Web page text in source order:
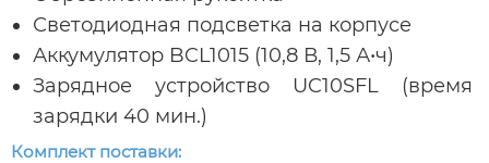
Светодиодная подсветка на корпусе
Аккумулятор BCL1015 (10,8 В, 1,5 А•ч)
Зарядное устройство UC10SFL (время
зарядки 40 мин.)
Комплект поставки: